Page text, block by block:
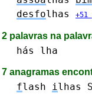
desfolhas +51
2 palavras na
hás lha
7 anagramas
flash ilhas